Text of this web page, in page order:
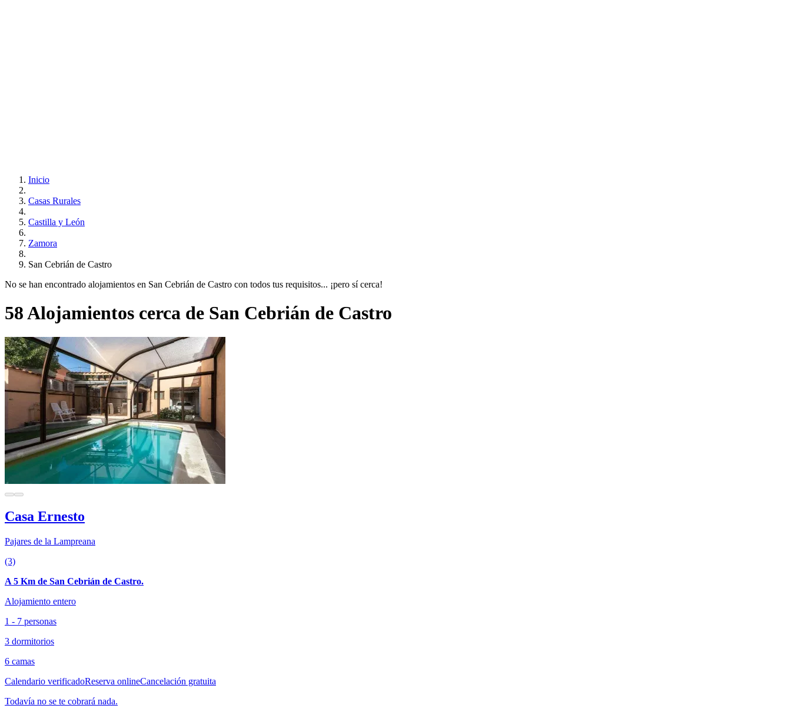
Inicio
Casas Rurales
Castilla y León
Zamora
San Cebrián de Castro
No se han encontrado alojamientos en San Cebrián de Castro con todos tus requisitos... ¡pero sí cerca!
58 Alojamientos cerca de San Cebrián de Castro
Casa Ernesto
Pajares de la Lampreana
(3)
A 5 Km de San Cebrián de Castro.
Alojamiento entero
1 - 7 personas
3 dormitorios
6 camas
Calendario verificadoReserva onlineCancelación gratuita
Todavía no se te cobrará nada.